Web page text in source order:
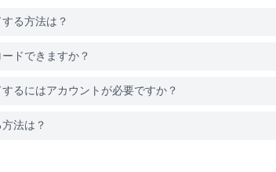
る方法は？
ドできますか？
るにはアカウントが必要ですか？
法は？